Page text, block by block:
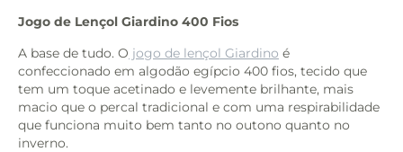
Jogo de Lençol Giardino 400 Fios
A base de tudo. O jogo de lençol Giardino é
confeccionado em algodão egípcio 400 fios, tecido que
tem um toque acetinado e levemente brilhante, mais
macio que o percal tradicional e com uma respirabilidade
que funciona muito bem tanto no outono quanto no
inverno.